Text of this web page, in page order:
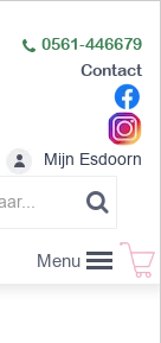
0561-446679
Contact
Mijn Esdoorn
Menu